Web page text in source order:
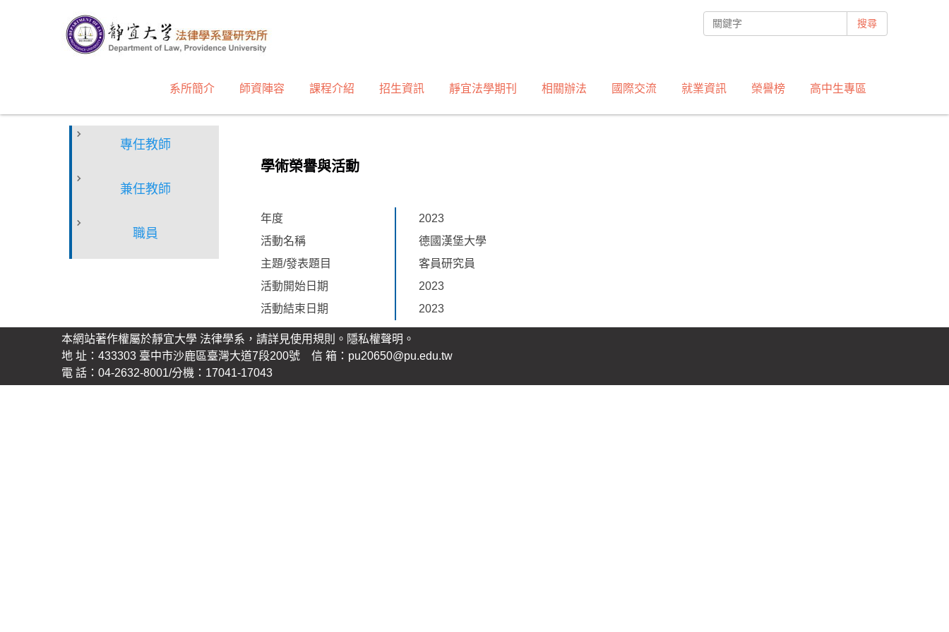
區
搜尋
系所簡介 師資陣容 課程介紹 招生資訊 靜宜法學期刊 相關辦法 國際交流 就業資訊 榮譽榜 高中生專區
專任教師
兼任教師
職員
學術榮譽與活動
年度
2023
活動名稱
德國漢堡大學
主題/發表題目
客員研究員
活動開始日期
2023
活動結束日期
2023
本網站著作權屬於靜宜大學 法律學系，請詳見使用規則。 隱私權聲明 。
地 址：433303 臺中市沙鹿區臺灣大道7段200號 信 箱：pu20650@pu.edu.tw
電 話：04-2632-8001/分機：17041-17043